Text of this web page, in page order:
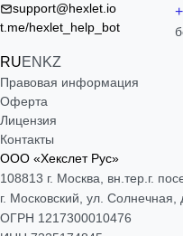
support@hexlet.io
t.me/hexlet_help_bot
RUEN KZ
Правовая информация
Оферта
Лицензия
Контакты
ООО «Хекслет Рус»
108813 г. Москва, вн.тер.г.
г. Московский, ул.
ОГРН 1217300010476